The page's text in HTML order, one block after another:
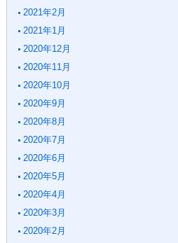
2021年2月
2021年1月
2020年12月
2020年11月
2020年10月
2020年9月
2020年8月
2020年7月
2020年6月
2020年5月
2020年4月
2020年3月
2020年2月